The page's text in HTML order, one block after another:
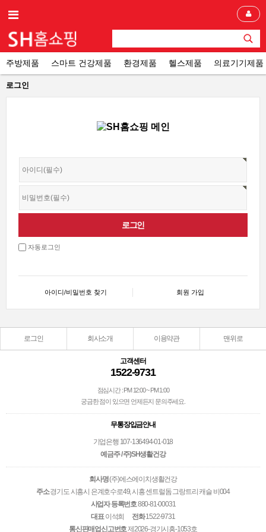
주방제품 스마트 건강제품 환경제품 헬스제품 의료기기제품
로그인
자동로그인
아이디/비밀번호 찾기 회원 가입
로그인 회사소개 이용약관 맨위로
고객센터
1522-9731
점심시간 : PM 12:00 ~ PM 1:00
궁금한 점이 있으면 언제든지 문의주세요.
무통장입금안내
기업은행 107-136494-01-018
예금주 / 주)SH생활건강
회사명(주)에스에이치생활건강
주소경기도 시흥시 은계호수로49, 시흥 센트럴돔 그랑트리 캐슬 비004
사업자 등록번호880-81-00031
대표이석희 전화1522-9731
통신판매업신고번호제2026-경기시흥-1053호